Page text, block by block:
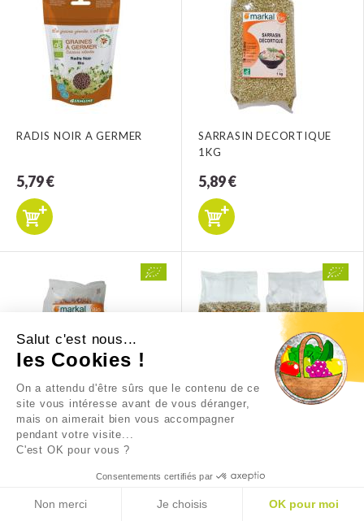
Salut c'est nous...
les Cookies !
On a attendu d'être sûrs que le contenu de ce
site vous intéresse avant de vous déranger,
mais on aimerait bien vous accompagner
pendant votre visite...
C'est OK pour vous ?
Consentements certifiés par
Non merci Je choisis OK pour moi
RADIS NOIR A GERMER
5,79 €
SARRASIN DECORTIQUE
1KG
5,89 €
SARRASIN GRILLÉ KASHA
500G
SEIGLE COMPLET 500G